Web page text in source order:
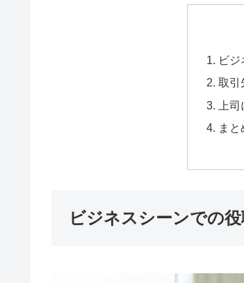
ビ
取引
上
まと
ビジネスシーンでの